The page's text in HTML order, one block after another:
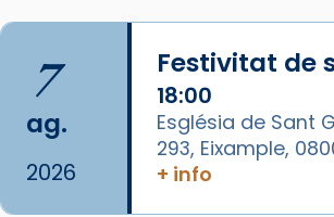
Imatge: Generada
(OpenAI)
Video
View on Facebook · Share
Arquebisbat de
7
ag.
2026
Festivitat de
18:00
Església de Sant
293, Eixample,
+ info